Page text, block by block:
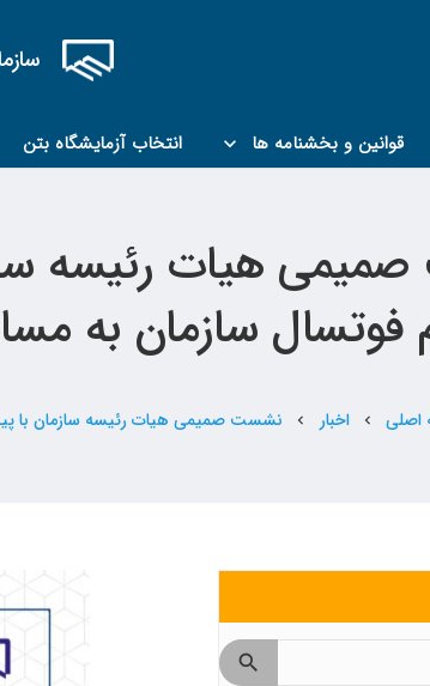
قوانین و بخشنامه ها انتخاب آزمایشگاه بتن
هیات رئیسه
فوتسال سازمان به
chevron_left اخبار chevron_left نشست صمیمی هیات رئیسه سازمان با